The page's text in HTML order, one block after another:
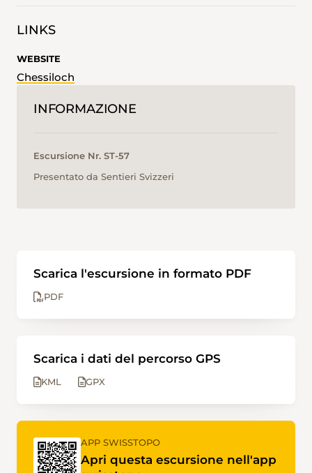
LINKS
WEBSITE
Chessiloch
INFORMAZIONE
Escursione Nr. ST-57
Presentato da Sentieri Svizzeri
Scarica l'escursione in formato PDF
PDF
Scarica i dati del percorso GPS
KML GPX
APP SWISSTOPO
Apri questa escursione nell'app